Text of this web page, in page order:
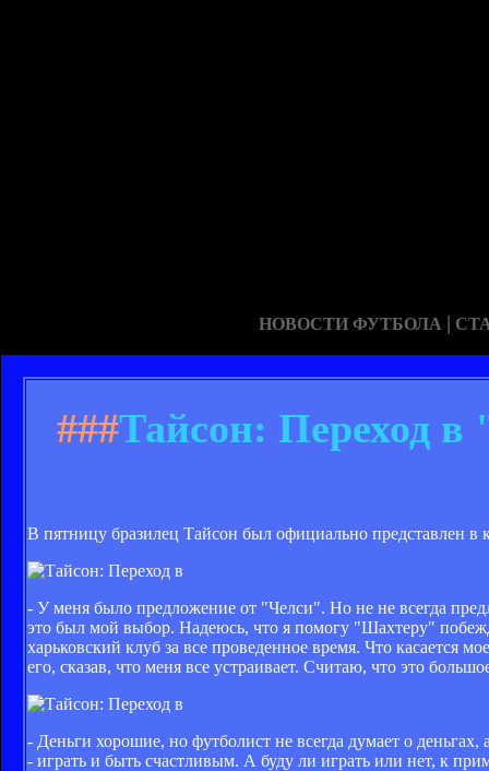
НОВОСТИ ФУТБОЛА |
###Тайсон: Переход
В пятницу бразилец Тайсон был официально представлен
- У меня было предложение от "Челси". Но не не всегда
это был мой выбор. Надеюсь, что я помогу "Шахтеру"
харьковский клуб за все проведенное время. Что касается
его, сказав, что меня все устраивает. Считаю, что это
- Деньги хорошие, но футболист не всегда думает о
- играть и быть счастливым. А буду ли играть или нет, к